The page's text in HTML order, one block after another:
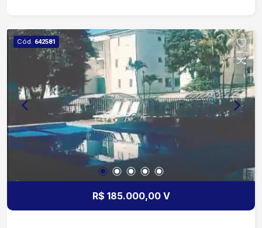
Cód. 642581
R$ 185.000,00 V